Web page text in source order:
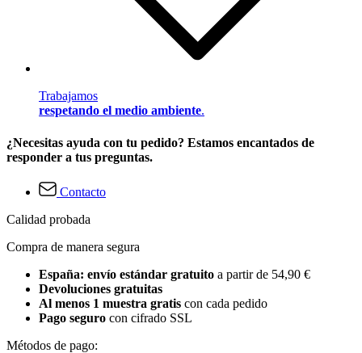
Trabajamos
respetando el medio ambiente.
¿Necesitas ayuda con tu pedido? Estamos encantados de
responder a tus preguntas.
Contacto
Calidad probada
Compra de manera segura
España: envío estándar gratuito a partir de 54,90 €
Devoluciones gratuitas
Al menos 1 muestra gratis con cada pedido
Pago seguro con cifrado SSL
Métodos de pago: